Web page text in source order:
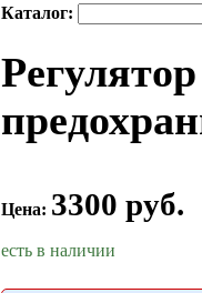
Каталог:
Цена: 3300 руб.
есть в наличии